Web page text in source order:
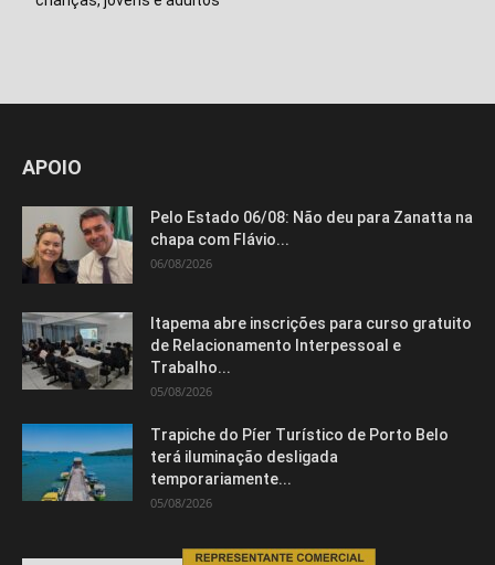
APOIO
Pelo Estado 06/08: Não deu para Zanatta na
chapa com Flávio...
06/08/2026
Itapema abre inscrições para curso gratuito
de Relacionamento Interpessoal e
Trabalho...
05/08/2026
Trapiche do Píer Turístico de Porto Belo
terá iluminação desligada
temporariamente...
05/08/2026